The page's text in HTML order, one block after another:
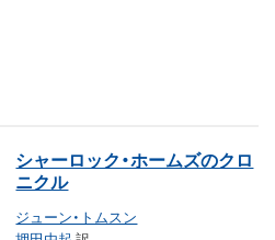
シャーロック・ホームズのクロ
ニクル
ジューン・トムスン